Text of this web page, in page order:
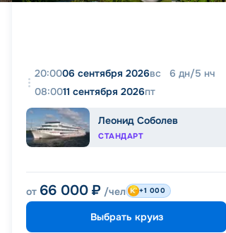
20:0006 сентября 2026вс 6 дн/5 нч
08:0011 сентября 2026пт
Леонид Соболев
СТАНДАРТ
от 66 000 ₽ /чел +1 000
Выбрать круиз